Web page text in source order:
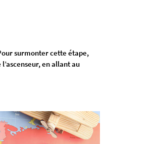
surmonter cette étape,
en allant au